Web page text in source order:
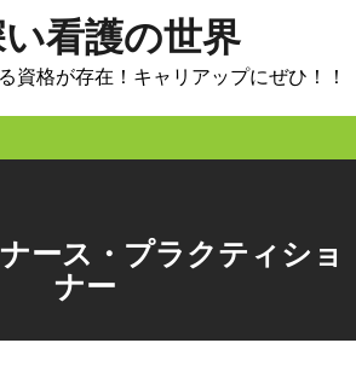
看護の世界
資格が存在！キャリアップにぜひ！！
ナース・プラクティショ
ナー